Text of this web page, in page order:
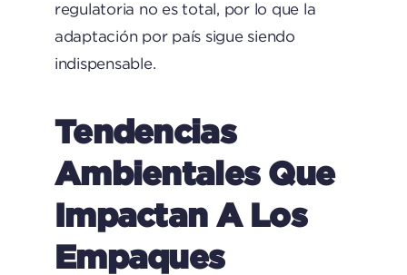
regulatoria no es total, por lo que la
adaptación por país sigue siendo
indispensable.
Tendencias
Ambientales Que
Impactan A Los
Empaques